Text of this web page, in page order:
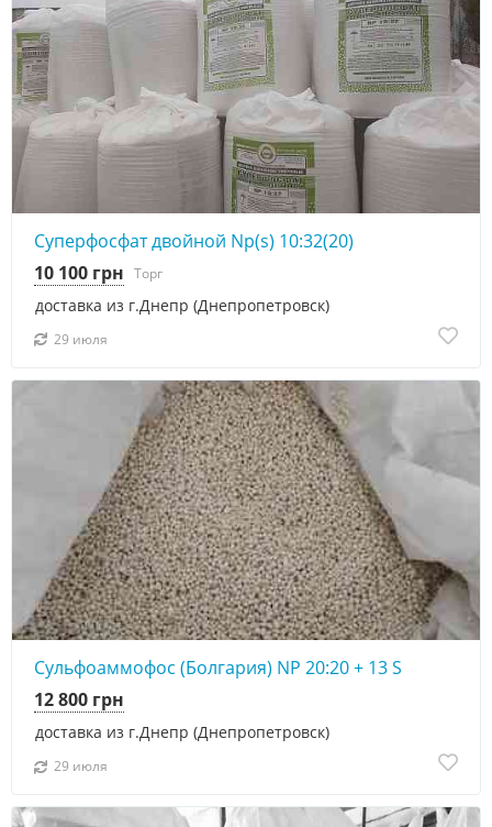
Суперфосфат двойной Np(s) 10:32(20)
доставка из г.Днепр (Днепропетровск)
10 100 грн Торг
29 июля
Сульфоаммофос (Болгария) NP 20:20 + 13 S
доставка из г.Днепр (Днепропетровск)
12 800 грн
29 июля